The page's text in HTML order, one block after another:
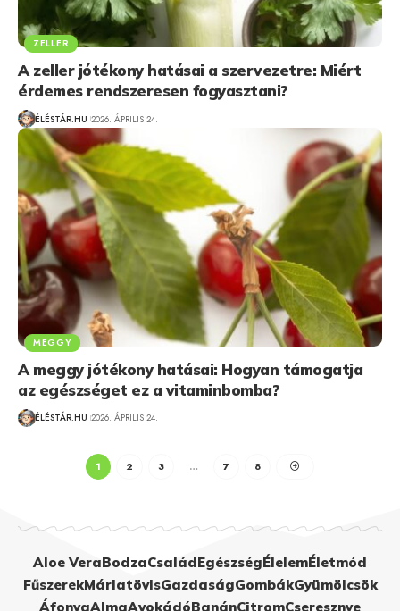
ZELLER
A zeller jótékony hatásai a szervezetre: Miért
érdemes rendszeresen fogyasztani?
ÉLÉSTÁR.HU 2026. ÁPRILIS 24.
MEGGY
A meggy jótékony hatásai: Hogyan támogatja
az egészséget ez a vitaminbomba?
ÉLÉSTÁR.HU 2026. ÁPRILIS 24.
1 2 3 … 7 8
Aloe VeraBodzaCsaládEgészségÉlelemÉletmód
FűszerekMáriatövisGazdaságGombákGyümölcsök
ÁfonyaAlmaAvokádóBanánCitromCseresznye